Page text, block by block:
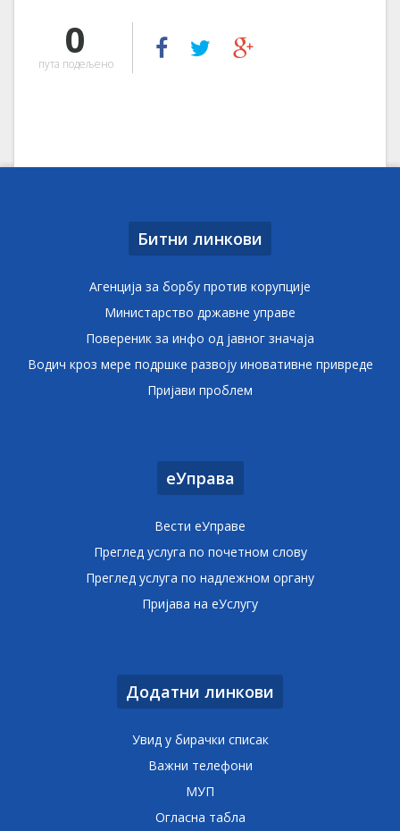
0
пута подељено
Битни линкови
Агенција за борбу против корупције
Министарство државне управе
Повереник за инфо од јавног значаја
Водич кроз мере подршке развоју иновативне привреде
Пријави проблем
еУправа
Вести еУправе
Преглед услуга по почетном слову
Преглед услуга по надлежном органу
Пријава на еУслугу
Додатни линкови
Увид у бирачки списак
Важни телефони
МУП
Огласна табла